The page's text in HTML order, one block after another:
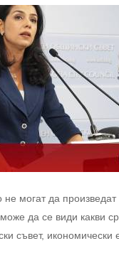
могат да
да се види какви
съвет, икономически